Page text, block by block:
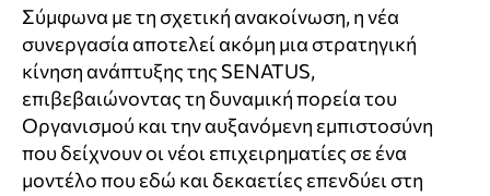
Σύμφωνα με τη σχετική ανακοίνωση, η νέα
συνεργασία αποτελεί ακόμη μια στρατηγική
κίνηση ανάπτυξης της SENATUS,
επιβεβαιώνοντας τη δυναμική πορεία του
Οργανισμού και την αυξανόμενη εμπιστοσύνη
που δείχνουν οι νέοι επιχειρηματίες σε ένα
μοντέλο που εδώ και δεκαετίες επενδύει στη